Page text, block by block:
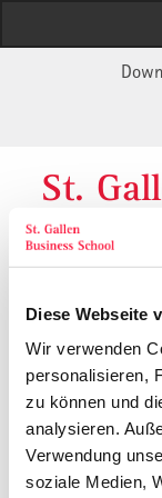
Diese Webseite
Wir verwenden
personalisieren,
zu können und
analysieren.
Verwendung
soziale Medien,
St.
Der von